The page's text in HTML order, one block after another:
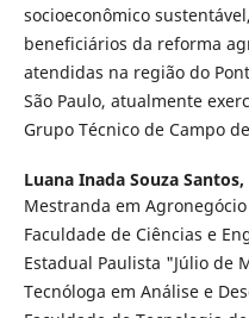
socioeconômico
beneficiários da reforma
atendidas na região do
São Paulo, atualmente
Grupo Técnico de Campo
Luana Inada Souza Santos,
Mestranda em
Faculdade de Ciências e
Estadual Paulista "Júlio de
Tecnóloga em Análise e